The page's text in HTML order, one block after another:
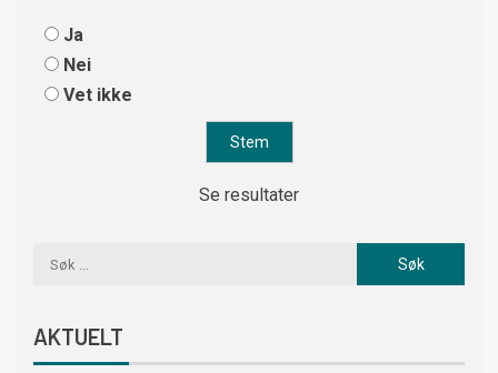
Ja
Nei
Vet ikke
Se resultater
AKTUELT